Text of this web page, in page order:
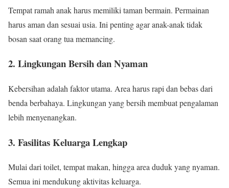
Tempat ramah anak harus memiliki taman bermain. Permainan
harus aman dan sesuai usia. Ini penting agar anak-anak tidak
bosan saat orang tua memancing.
2. Lingkungan Bersih dan Nyaman
Kebersihan adalah faktor utama. Area harus rapi dan bebas dari
benda berbahaya. Lingkungan yang bersih membuat pengalaman
lebih menyenangkan.
3. Fasilitas Keluarga Lengkap
Mulai dari toilet, tempat makan, hingga area duduk yang nyaman.
Semua ini mendukung aktivitas keluarga.